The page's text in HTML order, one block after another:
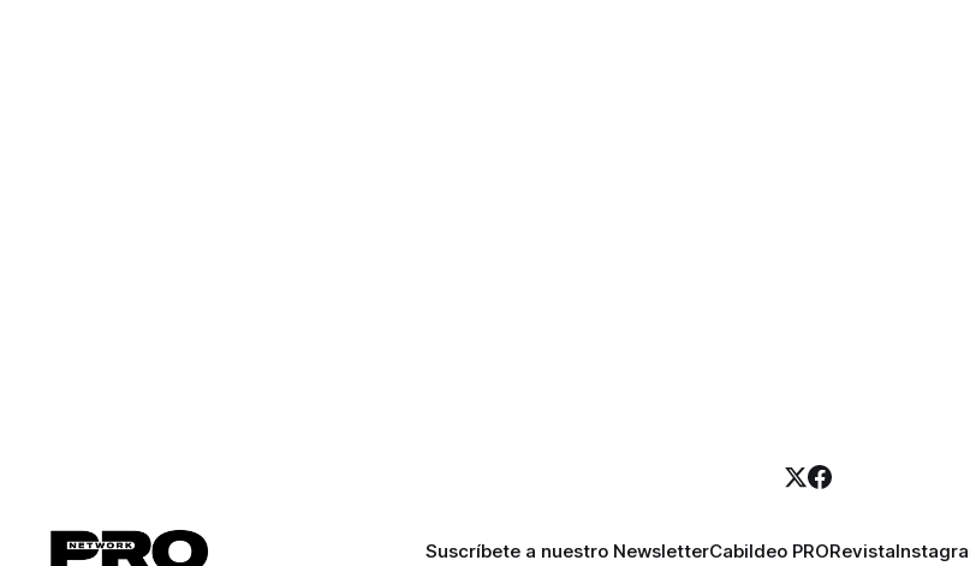
Suscríbete a nuestro NewsletterCabildeo PRORevista